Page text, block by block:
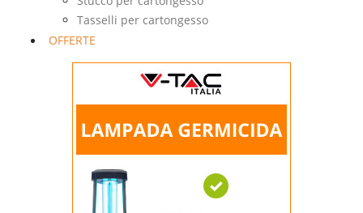
Tasselli per cartongesso
OFFERTE